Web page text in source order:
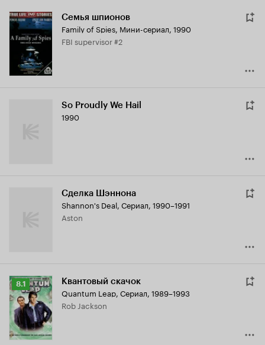
Семья шпионов
Family of Spies, Мини-сериал, 1990
FBI supervisor #2
So Proudly We Hail
1990
Сделка Шэннона
Shannon's Deal, Сериал, 1990–1991
Aston
Рейтинг
Кинопоиска
8.1
8.1 Квантовый скачок
Quantum Leap, Сериал, 1989–1993
Rob Jackson